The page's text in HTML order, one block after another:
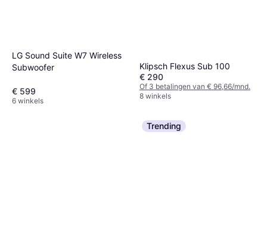
LG Sound Suite W7 Wireless
Subwoofer
€ 599
6 winkels
Klipsch Flexus Sub 100
€ 290
Of 3 betalingen van € 96,66/mnd.
8 winkels
Trending